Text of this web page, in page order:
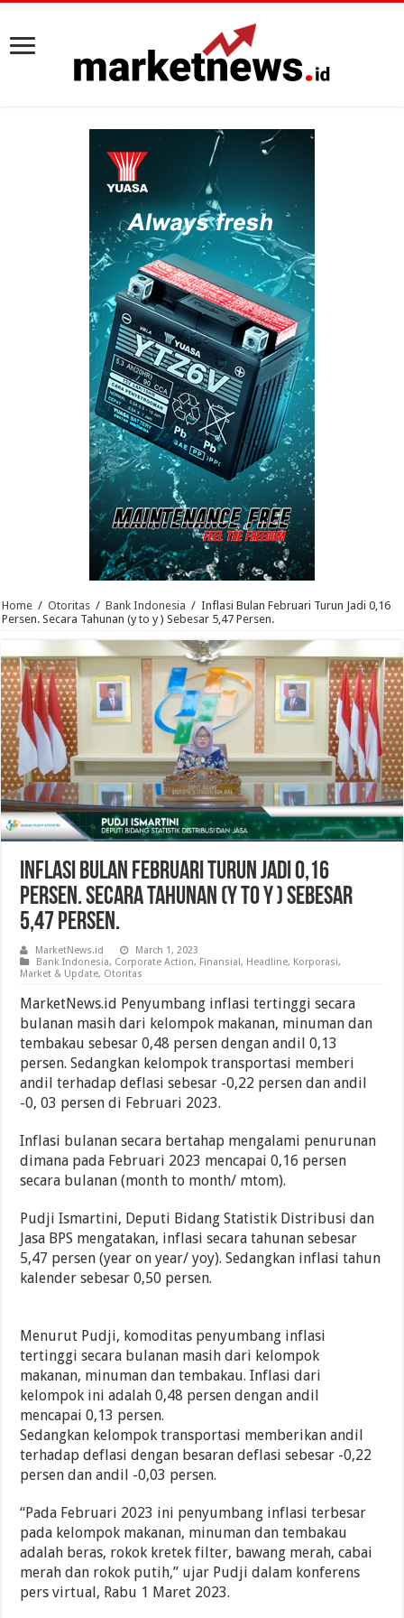
Home / Otoritas / Bank Indonesia / Inflasi Bulan Februari Turun Jadi 0,16
Persen. Secara Tahunan (y to y ) Sebesar 5,47 Persen.
Inflasi Bulan Februari Turun Jadi 0,16
Persen. Secara Tahunan (y to y ) Sebesar
5,47 Persen.
MarketNews.id
March 1, 2023
Bank Indonesia, Corporate Action, Finansial, Headline, Korporasi,
Market & Update, Otoritas
MarketNews.id Penyumbang inflasi tertinggi secara
bulanan masih dari kelompok makanan, minuman dan
tembakau sebesar 0,48 persen dengan andil 0,13
persen. Sedangkan kelompok transportasi memberi
andil terhadap deflasi sebesar -0,22 persen dan andil
-0, 03 persen di Februari 2023.
Inflasi bulanan secara bertahap mengalami penurunan
dimana pada Februari 2023 mencapai 0,16 persen
secara bulanan (month to month/ mtom).
Pudji Ismartini, Deputi Bidang Statistik Distribusi dan
Jasa BPS mengatakan, inflasi secara tahunan sebesar
5,47 persen (year on year/ yoy). Sedangkan inflasi tahun
kalender sebesar 0,50 persen.
Menurut Pudji, komoditas penyumbang inflasi
tertinggi secara bulanan masih dari kelompok
makanan, minuman dan tembakau. Inflasi dari
kelompok ini adalah 0,48 persen dengan andil
mencapai 0,13 persen.
Sedangkan kelompok transportasi memberikan andil
terhadap deflasi dengan besaran deflasi sebesar -0,22
persen dan andil -0,03 persen.
“Pada Februari 2023 ini penyumbang inflasi terbesar
pada kelompok makanan, minuman dan tembakau
adalah beras, rokok kretek filter, bawang merah, cabai
merah dan rokok putih,” ujar Pudji dalam konferens
pers virtual, Rabu 1 Maret 2023.